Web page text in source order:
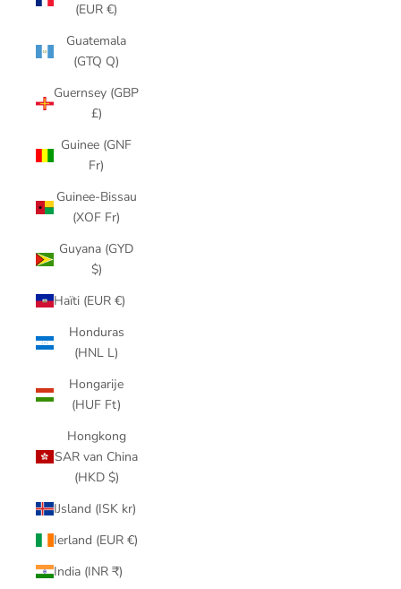
(EUR €)
Guatemala
(GTQ Q)
Guernsey (GBP
£)
Guinee (GNF
Fr)
Guinee-Bissau
(XOF Fr)
Guyana (GYD
$)
Haïti (EUR €)
Honduras
(HNL L)
Hongarije
(HUF Ft)
Hongkong
SAR van China
(HKD $)
IJsland (ISK kr)
Ierland (EUR €)
India (INR ₹)